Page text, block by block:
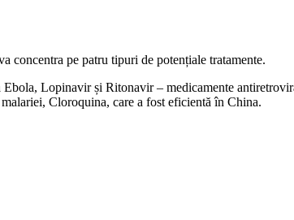
concentra pe patru tipuri de potențiale tratamente.
Lopinavir și Ritonavir – medicamente
Cloroquina, care a fost eficientă în China.